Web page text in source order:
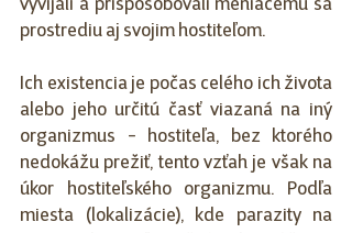
vyvíjali a prispôsobovali meniacemu sa
prostrediu aj svojim hostiteľom.
Ich existencia je počas celého ich života
alebo jeho určitú časť viazaná na iný
organizmus - hostiteľa, bez ktorého
nedokážu prežiť, tento vzťah je však na
úkor hostiteľského organizmu. Podľa
miesta (lokalizácie), kde parazity na